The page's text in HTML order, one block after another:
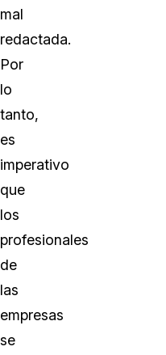
mal
redactada.
Por
lo
tanto,
es
imperativo
que
los
profesionales
de
las
empresas
se